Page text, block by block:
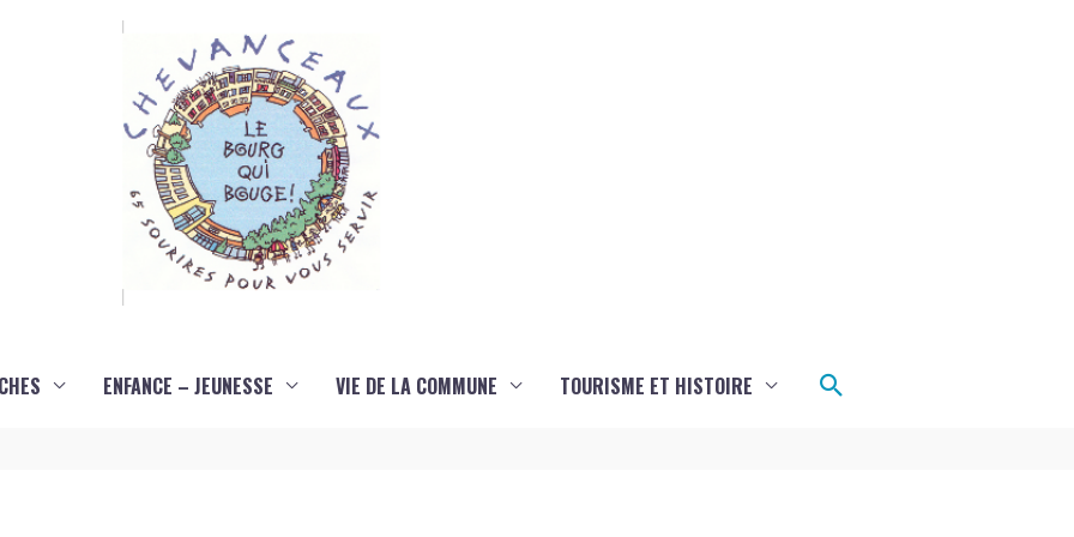
ENFANCE – JEUNESSE VIE DE LA COMMUNE TOURISME ET HISTOIRE Rechercher